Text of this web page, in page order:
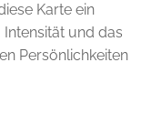
Karte ein
und das
Persönlichkeiten